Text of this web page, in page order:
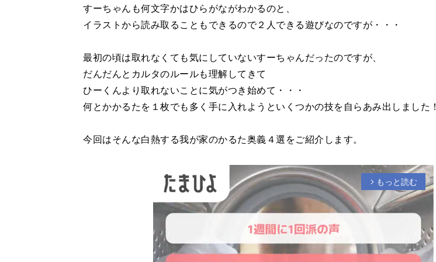
すーちゃんも何文字かはひらがながわかるのと、
イラストから読み取ることもできるので２人できる遊びなのですが・・・
最初の頃は取れなくても気にしていないすーちゃんだったのですが、
だんだんとカルタのルールも理解してきて
ひーくんより取れないことに気がつき始めて・・・
何とかかるたを１枚でも多く手に入れようといくつかの技を自らあみ出しました！
今回はそんな白熱する我が家のかるた奥義４選をご紹介します。
arrow_forward_ios もっと読む